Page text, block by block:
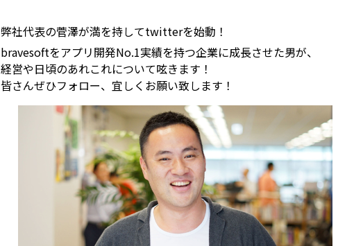
弊社代表の菅澤が満を持してtwitterを始動！
bravesoftをアプリ開発No.1実績を持つ企業に成長させた男が、
経営や日頃のあれこれについて呟きます！
皆さんぜひフォロー、宜しくお願い致します！